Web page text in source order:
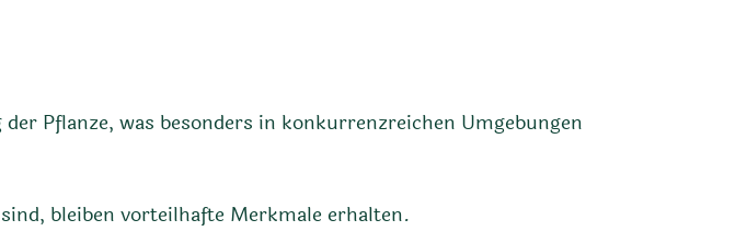
Pflanze, was besonders in konkurrenzreichen Umgebungen
bleiben vorteilhafte Merkmale erhalten.